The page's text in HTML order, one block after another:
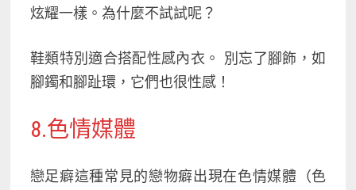
炫耀一樣。為什麼不試試呢？
鞋類特別適合搭配性感內衣。
別忘了腳飾，如
腳鐲和腳趾環，它們也很性感！
8.色情媒體
戀足癖這種常見的戀物癖出現在色情媒體（色